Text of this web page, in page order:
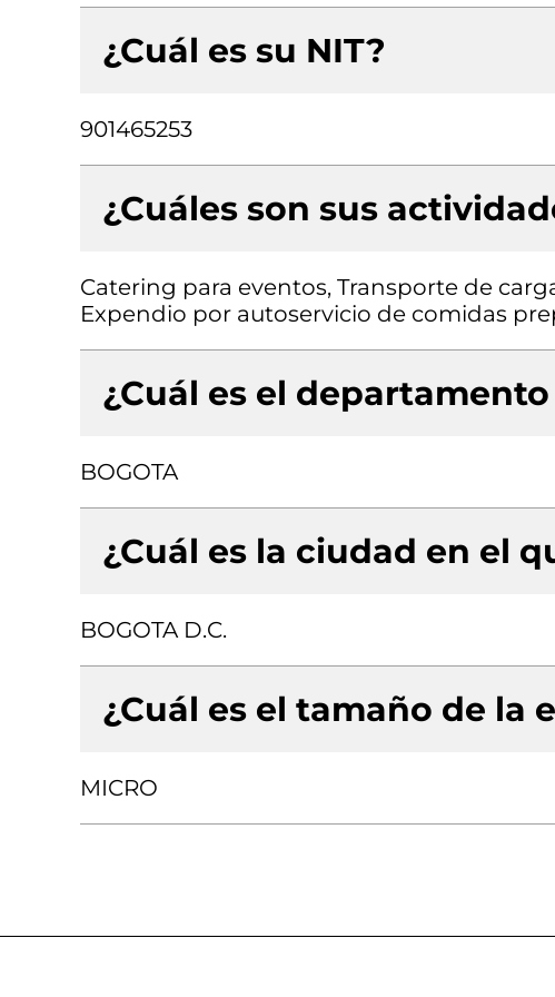
¿Cuál es su NIT?
901465253
¿Cuáles son sus
Catering para eventos, Transporte de
Expendio por autoservicio de comidas
¿Cuál es el
BOGOTA
¿Cuál es la ciudad en el
BOGOTA D.C.
¿Cuál es el tamaño de la
MICRO